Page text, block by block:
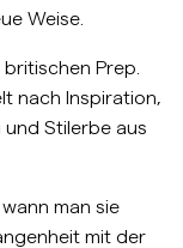
Weise.
Prep.
nach Inspiration,
und Stilerbe aus
man sie
mit der